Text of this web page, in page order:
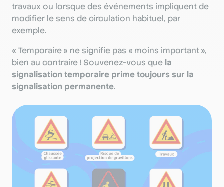
travaux ou lorsque des événements impliquent de
modifier le sens de circulation habituel, par
exemple.
« Temporaire » ne signifie pas « moins important »,
bien au contraire ! Souvenez-vous que la
signalisation temporaire prime toujours sur la
signalisation permanente.